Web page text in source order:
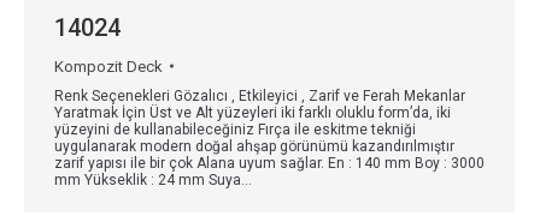
14024
Kompozit Deck
Renk Seçenekleri Gözalıcı , Etkileyici , Zarif ve Ferah Mekanlar
Yaratmak İçin Üst ve Alt yüzeyleri iki farklı oluklu form’da, iki
yüzeyini de kullanabileceğiniz Fırça ile eskitme tekniği
uygulanarak modern doğal ahşap görünümü kazandırılmıştır
zarif yapısı ile bir çok Alana uyum sağlar. En : 140 mm Boy : 3000
mm Yükseklik : 24 mm Suya…